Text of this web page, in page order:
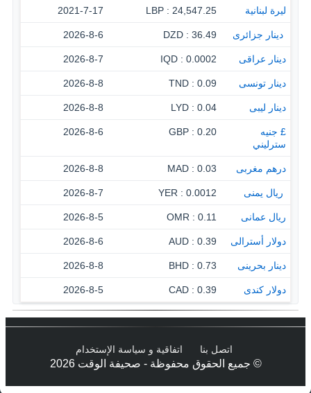
ليرة لبنانية 24,547.25 : LBP
2021-7-17
‏ دينار جزائرى 36.49 : DZD
2026-8-6
دينار عراقى 0.0002 : IQD
2026-8-7
دينار تونسى 0.09 : TND
2026-8-8
دينار ليبى 0.04 : LYD
2026-8-8
£ جنيه
سترليني
0.20 : GBP
2026-8-6
درهم مغربى 0.03 : MAD
2026-8-8
‏ ريال يمنى 0.0012 : YER
2026-8-7
ريال عمانى 0.11 : OMR
2026-8-5
دولار أسترالى 0.39 : AUD
2026-8-6
دينار بحرينى 0.73 : BHD
2026-8-8
دولار كندى 0.39 : CAD
2026-8-5
اتصل بنا اتفاقية و سياسة الإستخدام
© جميع الحقوق محفوظة - صحيفة الوقت 2026